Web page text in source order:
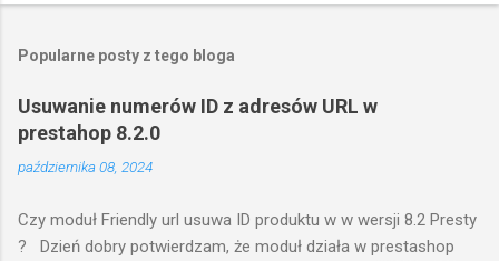
Popularne posty z tego bloga
Usuwanie numerów ID z adresów URL w
prestahop 8.2.0
października 08, 2024
Czy moduł Friendly url usuwa ID produktu w w wersji 8.2 Presty
? Dzień dobry potwierdzam, że moduł działa w prestashop